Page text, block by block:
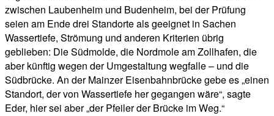
zwischen Laubenheim und Budenheim, bei der Prüfung
seien am Ende drei Standorte als geeignet in Sachen
Wassertiefe, Strömung und anderen Kriterien übrig
geblieben: Die Südmolde, die Nordmole am Zollhafen, die
aber künftig wegen der Umgestaltung wegfalle – und die
Südbrücke. An der Mainzer Eisenbahnbrücke gebe es „einen
Standort, der von Wassertiefe her gegangen wäre“, sagte
Eder, hier sei aber „der Pfeiler der Brücke im Weg.“